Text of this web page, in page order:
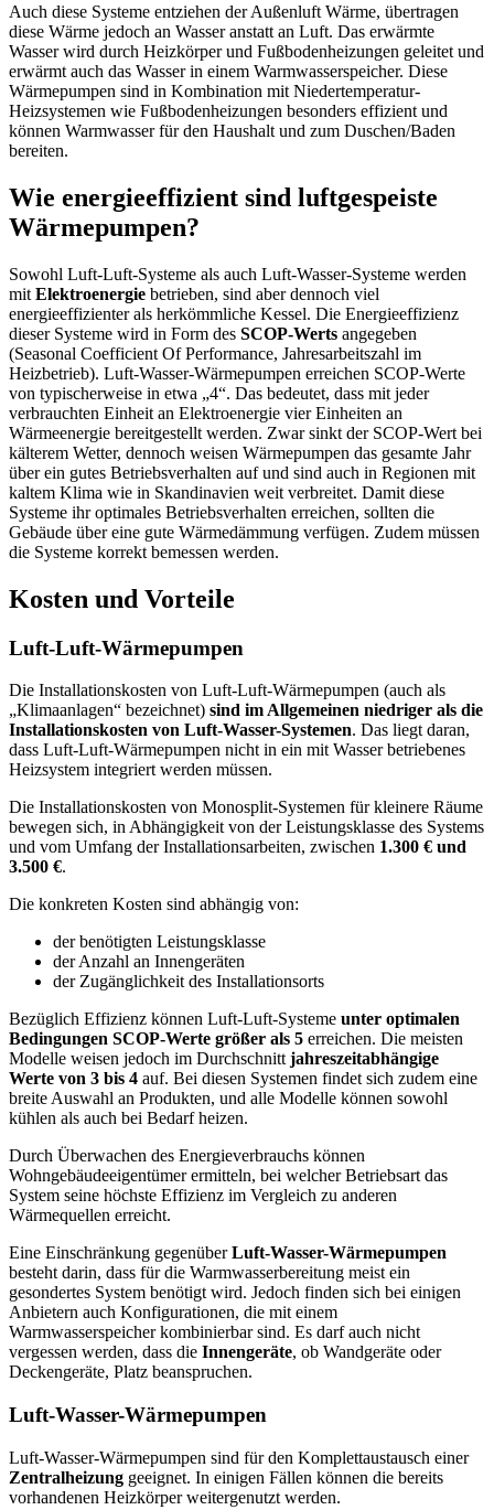
Auch diese Systeme entziehen der Außenluft Wärme, übertragen
diese Wärme jedoch an Wasser anstatt an Luft. Das erwärmte
Wasser wird durch Heizkörper und Fußbodenheizungen geleitet und
erwärmt auch das Wasser in einem Warmwasserspeicher. Diese
Wärmepumpen sind in Kombination mit Niedertemperatur-
Heizsystemen wie Fußbodenheizungen besonders effizient und
können Warmwasser für den Haushalt und zum Duschen/Baden
bereiten.
Wie energieeffizient sind luftgespeiste
Wärmepumpen?
Sowohl Luft-Luft-Systeme als auch Luft-Wasser-Systeme werden
mit Elektroenergie betrieben, sind aber dennoch viel
energieeffizienter als herkömmliche Kessel. Die Energieeffizienz
dieser Systeme wird in Form des SCOP-Werts angegeben
(Seasonal Coefficient Of Performance, Jahresarbeitszahl im
Heizbetrieb). Luft-Wasser-Wärmepumpen erreichen SCOP-Werte
von typischerweise in etwa „4“. Das bedeutet, dass mit jeder
verbrauchten Einheit an Elektroenergie vier Einheiten an
Wärmeenergie bereitgestellt werden. Zwar sinkt der SCOP-Wert bei
kälterem Wetter, dennoch weisen Wärmepumpen das gesamte Jahr
über ein gutes Betriebsverhalten auf und sind auch in Regionen mit
kaltem Klima wie in Skandinavien weit verbreitet. Damit diese
Systeme ihr optimales Betriebsverhalten erreichen, sollten die
Gebäude über eine gute Wärmedämmung verfügen. Zudem müssen
die Systeme korrekt bemessen werden.
Kosten und Vorteile
Luft-Luft-Wärmepumpen
Die Installationskosten von Luft-Luft-Wärmepumpen (auch als
„Klimaanlagen“ bezeichnet) sind im Allgemeinen niedriger als die
Installationskosten von Luft-Wasser-Systemen. Das liegt daran,
dass Luft-Luft-Wärmepumpen nicht in ein mit Wasser betriebenes
Heizsystem integriert werden müssen.
Die Installationskosten von Monosplit-Systemen für kleinere Räume
bewegen sich, in Abhängigkeit von der Leistungsklasse des Systems
und vom Umfang der Installationsarbeiten, zwischen 1.300 € und
3.500 €.
Die konkreten Kosten sind abhängig von:
der benötigten Leistungsklasse
der Anzahl an Innengeräten
der Zugänglichkeit des Installationsorts
Bezüglich Effizienz können Luft-Luft-Systeme unter optimalen
Bedingungen SCOP-Werte größer als 5 erreichen. Die meisten
Modelle weisen jedoch im Durchschnitt jahreszeitabhängige
Werte von 3 bis 4 auf. Bei diesen Systemen findet sich zudem eine
breite Auswahl an Produkten, und alle Modelle können sowohl
kühlen als auch bei Bedarf heizen.
Durch Überwachen des Energieverbrauchs können
Wohngebäudeeigentümer ermitteln, bei welcher Betriebsart das
System seine höchste Effizienz im Vergleich zu anderen
Wärmequellen erreicht.
Eine Einschränkung gegenüberLuft-Wasser-Wärmepumpen
besteht darin, dass für die Warmwasserbereitung meist ein
gesondertes System benötigt wird. Jedoch finden sich bei einigen
Anbietern auch Konfigurationen, die mit einem
Warmwasserspeicher kombinierbar sind. Es darf auch nicht
vergessen werden, dass die Innengeräte, ob Wandgeräte oder
Deckengeräte, Platz beanspruchen.
Luft-Wasser-Wärmepumpen
Luft-Wasser-Wärmepumpen sind für den Komplettaustausch einer
Zentralheizung geeignet. In einigen Fällen können die bereits
vorhandenen Heizkörper weitergenutzt werden.